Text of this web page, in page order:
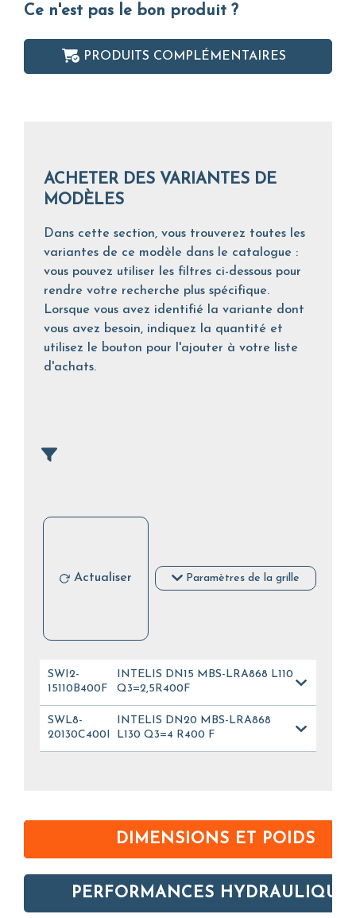
Ce n'est pas le bon produit ?
PRODUITS COMPLÉMENTAIRES
ACHETER DES VARIANTES DE
MODÈLES
Dans cette section, vous trouverez toutes les
variantes de ce modèle dans le catalogue :
vous pouvez utiliser les filtres ci-dessous pour
rendre votre recherche plus spécifique.
Lorsque vous avez identifié la variante dont
vous avez besoin, indiquez la quantité et
utilisez le bouton pour l'ajouter à votre liste
d'achats.
Actualiser Paramètres de la grille
SWI2-
15110B400FL_012
INTELIS DN15 MBS-LRA868 L110
Q3=2,5R400F
SWL8-
20130C400FL_028
INTELIS DN20 MBS-LRA868
L130 Q3=4 R400 F
DIMENSIONS ET POIDS
PERFORMANCES